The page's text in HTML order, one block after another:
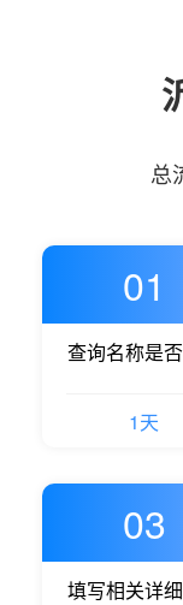
总
01
查询名称是
1天
03
填写相关详